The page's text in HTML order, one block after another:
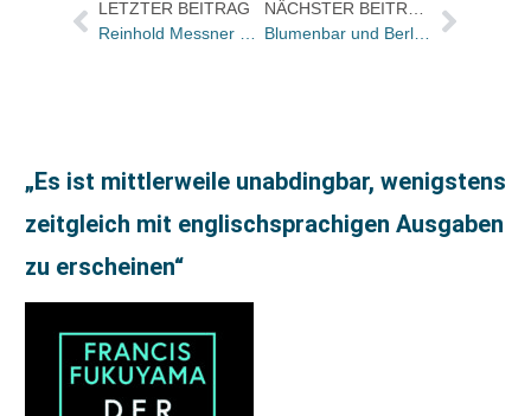
LETZTER BEITRAG
Reinhold Messner und Alexander Huber stellten ihre neuen Bücher im Literaturhaus München vor
NÄCHSTER BEITRAG
Blumenbar und Berlin Verlag kooperieren im Vertrieb
„Es ist mittlerweile unabdingbar, wenigstens
zeitgleich mit englischsprachigen Ausgaben
zu erscheinen“